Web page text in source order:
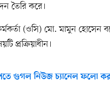
তৈরি করে।
(ওসি) মো. মামুন হোসেন
প্রক্রিয়াধীন।
গুগল নিউজ চ্যানেল ফলো